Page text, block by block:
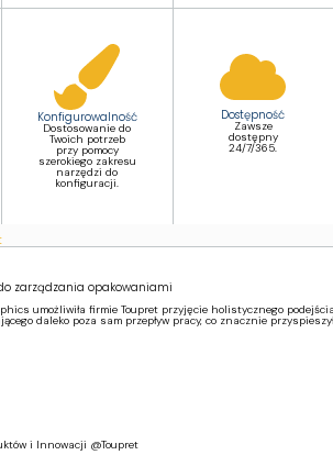
Konfigurowalność
Dostosowanie do
Twoich potrzeb
przy pomocy
szerokiego zakresu
narzędzi do
konfiguracji.
Dostępność
Zawsze
dostępny
24/7/365.
zarządzania opakowaniami
umożliwiła firmie Toupret przyjęcie holistycznego
daleko poza sam przepływ pracy, co znacznie
i Innowacji @Toupret